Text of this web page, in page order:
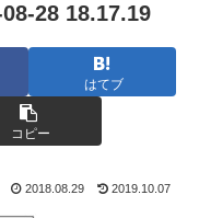
28 18.17.19
はてブ
コピー
2018.08.29 2019.10.07